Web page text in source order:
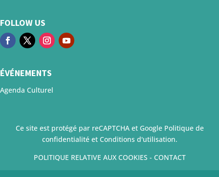
FOLLOW US
ÉVÉNEMENTS
Agenda Culturel
Ce site est protégé par reCAPTCHA et Google Politique de
confidentialitéet Conditions d'utilisation.
POLITIQUE RELATIVE AUX COOKIES - CONTACT